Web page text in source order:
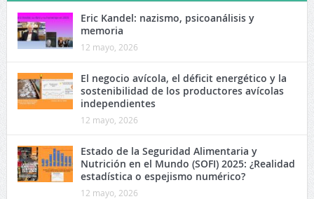
Eric Kandel: nazismo, psicoanálisis y
memoria
12 mayo, 2026
El negocio avícola, el déficit energético y la
sostenibilidad de los productores avícolas
independientes
12 mayo, 2026
Estado de la Seguridad Alimentaria y
Nutrición en el Mundo (SOFI) 2025: ¿Realidad
estadística o espejismo numérico?
12 mayo, 2026